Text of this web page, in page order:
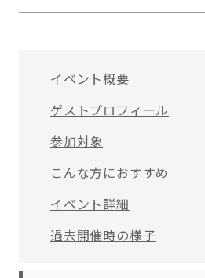
イベント概要
ゲストプロフィール
参加対象
こんな方におすすめ
イベント詳細
過去開催時の様子